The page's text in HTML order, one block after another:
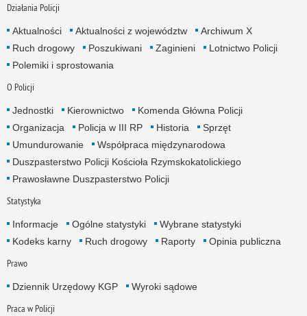
Działania Policji
Aktualności Aktualności z województw
Archiwum X
Ruch drogowy
Poszukiwani Zaginieni
Lotnictwo Policji
Polemiki i sprostowania
O Policji
Jednostki Kierownictwo
Komenda Główna Policji
Organizacja
Policja w III RP Historia
Sprzęt
Umundurowanie
Współpraca międzynarodowa
Duszpasterstwo Policji Kościoła Rzymskokatolickiego
Prawosławne Duszpasterstwo Policji
Statystyka
Informacje Ogólne statystyki
Wybrane statystyki
Kodeks karny
Ruch drogowy Raporty Opinia publiczna
Prawo
Dziennik Urzędowy KGP Wyroki sądowe
Praca w Policji